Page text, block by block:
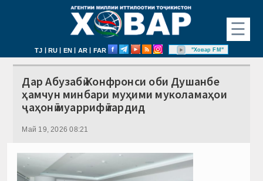
☰
TJ | RU | EN | AR | FAR "Ховар FM"
Дар Абузабӣ Конфронси оби Душанбе
ҳамчун минбари муҳими муколамаҳои
ҷаҳонӣ муаррифӣ гардид
Май 19, 2026 08:21